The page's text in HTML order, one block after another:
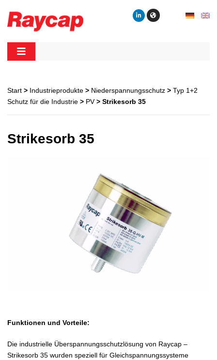
content
Start > Industrieprodukte > Niederspannungsschutz > Typ 1+2
Schutz für die Industrie > PV> Strikesorb 35
Strikesorb 35
Funktionen und Vorteile:
Die industrielle Überspannungsschutzlösung von Raycap –
Strikesorb 35 wurden speziell für Gleichspannungssysteme